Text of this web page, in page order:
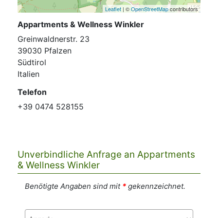
Leaflet | ©OpenStreetMapcontributors
Appartments & Wellness Winkler
Greinwaldnerstr. 23
39030 Pfalzen
Südtirol
Italien
Telefon
+39 0474 528155
Unverbindliche Anfrage an Appartments
& Wellness Winkler
Benötigte Angaben sind mit *gekennzeichnet.